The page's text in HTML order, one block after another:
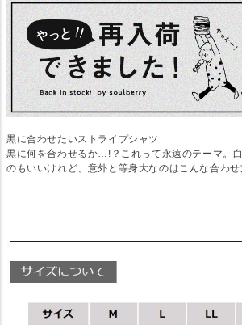
黒に合わせたいストライプシャツ
黒に何を合わせるか…!？これって永遠のテーマ。
のもいいけれど、意外と等身大なのはこんな合わせ